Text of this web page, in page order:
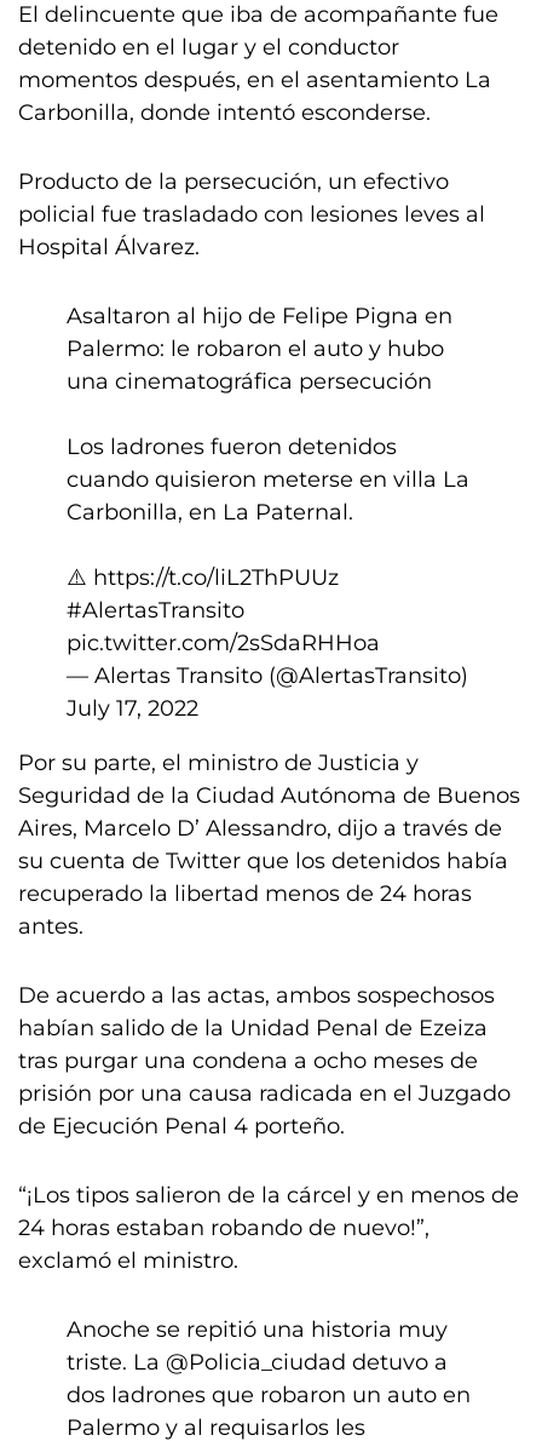
El delincuente que iba de acompañante fue
detenido en el lugar y el conductor
momentos después, en el asentamiento La
Carbonilla, donde intentó esconderse.
Producto de la persecución, un efectivo
policial fue trasladado con lesiones leves al
Hospital Álvarez.
Asaltaron al hijo de Felipe Pigna en
Palermo: le robaron el auto y hubo
una cinematográfica persecución
Los ladrones fueron detenidos
cuando quisieron meterse en villa La
Carbonilla, en La Paternal.
⚠️ https://t.co/liL2ThPUUz
#AlertasTransito
pic.twitter.com/2sSdaRHHoa
— Alertas Transito (@AlertasTransito)
July 17, 2022
Por su parte, el ministro de Justicia y
Seguridad de la Ciudad Autónoma de Buenos
Aires, Marcelo D’ Alessandro, dijo a través de
su cuenta de Twitter que los detenidos había
recuperado la libertad menos de 24 horas
antes.
De acuerdo a las actas, ambos sospechosos
habían salido de la Unidad Penal de Ezeiza
tras purgar una condena a ocho meses de
prisión por una causa radicada en el Juzgado
de Ejecución Penal 4 porteño.
“¡Los tipos salieron de la cárcel y en menos de
24 horas estaban robando de nuevo!”,
exclamó el ministro.
Anoche se repitió una historia muy
triste. La @Policia_ciudad detuvo a
dos ladrones que robaron un auto en
Palermo y al requisarlos les